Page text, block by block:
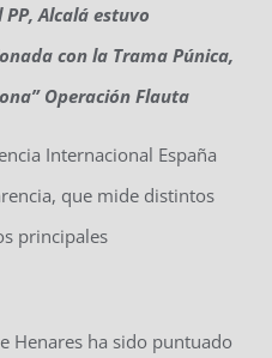
Alcalá estuvo
con la Trama Púnica,
Operación Flauta
Internacional España
que mide distintos
principales
Henares ha sido puntuado